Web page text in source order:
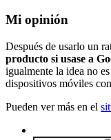
Mi opinión
Después de usarlo un
producto si usase a
igualmente la idea no
dispositivos móviles
Pueden ver más en el